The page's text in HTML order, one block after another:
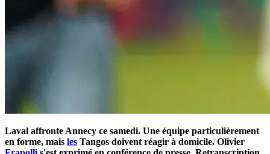
Laval affronte Annecy ce samedi. Une équipe particulièrement
en forme, mais les Tangos doivent réagir à domicile. Olivier